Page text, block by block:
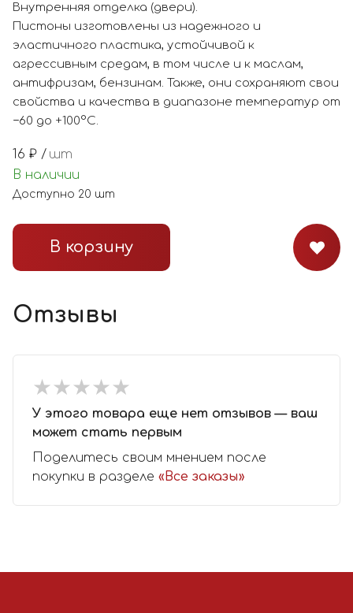
Внутренняя отделка (двери).
Пистоны изготовлены из надежного и
эластичного пластика, устойчивой к
агрессивным средам, в том числе и к маслам,
антифризам, бензинам. Также, они сохраняют свои
свойства и качества в диапазоне температур от
−60 до +100°С.
16 ₽ / шт
В наличии
Доступно 20 шт
В корзину
Отзывы
★★★★★
★★★★★
У этого товара еще нет отзывов — ваш
может стать первым
Поделитесь своим мнением после
покупки в разделе «Все заказы»